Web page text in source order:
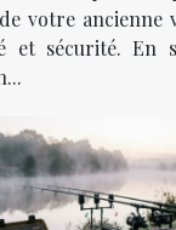
votre ancienne
et sécurité. En